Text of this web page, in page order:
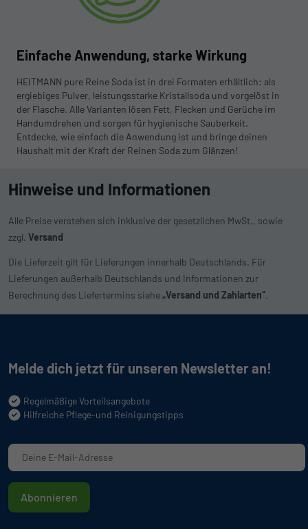
Einfache Anwendung, starke Wirkung
HEITMANN pure Reine Soda ist in drei Formaten erhältlich: als
ergiebiges Pulver, leistungsstarke Kristallsoda und vorgelöst in
der Flasche. Alle Varianten lösen Fett, Flecken und Gerüche im
Handumdrehen und sorgen für hygienische Sauberkeit.
Entdecke, wie einfach die Anwendung ist und bringe deinen
Haushalt mit der Kraft der Reinen Soda zum Glänzen!
Hinweise und Informationen
Alle Preise verstehen sich inklusive der gesetzlichen MwSt., sowie
zzgl. Versand
Die Lieferzeit gilt für Lieferungen innerhalb Deutschlands. Für
Lieferungen außerhalb Deutschlands und Informationen zur
Berechnung des Liefertermins siehe„Versand und Zahlarten“.
Melde dich jetzt für unseren Newsletter an!
Regelmäßige Vorteilsangebote
Hilfreiche Pflege-und Reinigungstipps
Abonnieren